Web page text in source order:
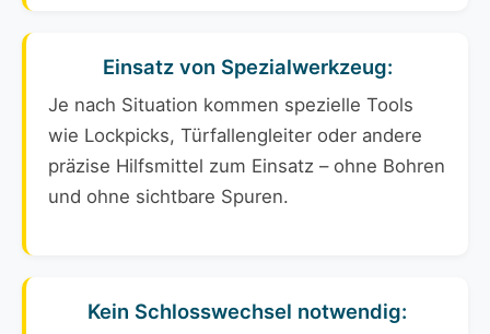
Einsatz von Spezialwerkzeug:
Je nach Situation kommen spezielle Tools
wie Lockpicks, Türfallengleiter oder andere
präzise Hilfsmittel zum Einsatz – ohne Bohren
und ohne sichtbare Spuren.
Kein Schlosswechsel notwendig: